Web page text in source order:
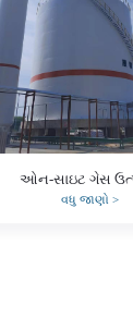
ઓન-સાઇટ ગેસ
વધુ જાણો>